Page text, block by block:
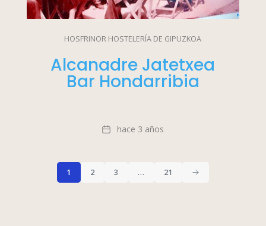
HOSFRINOR HOSTELERÍA DE GIPUZKOA
Alcanadre Jatetxea
Bar Hondarribia
Fechahace 3 años
1 2 3 … 21